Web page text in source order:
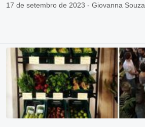
17 de setembro de 2023 - Giovanna Souza